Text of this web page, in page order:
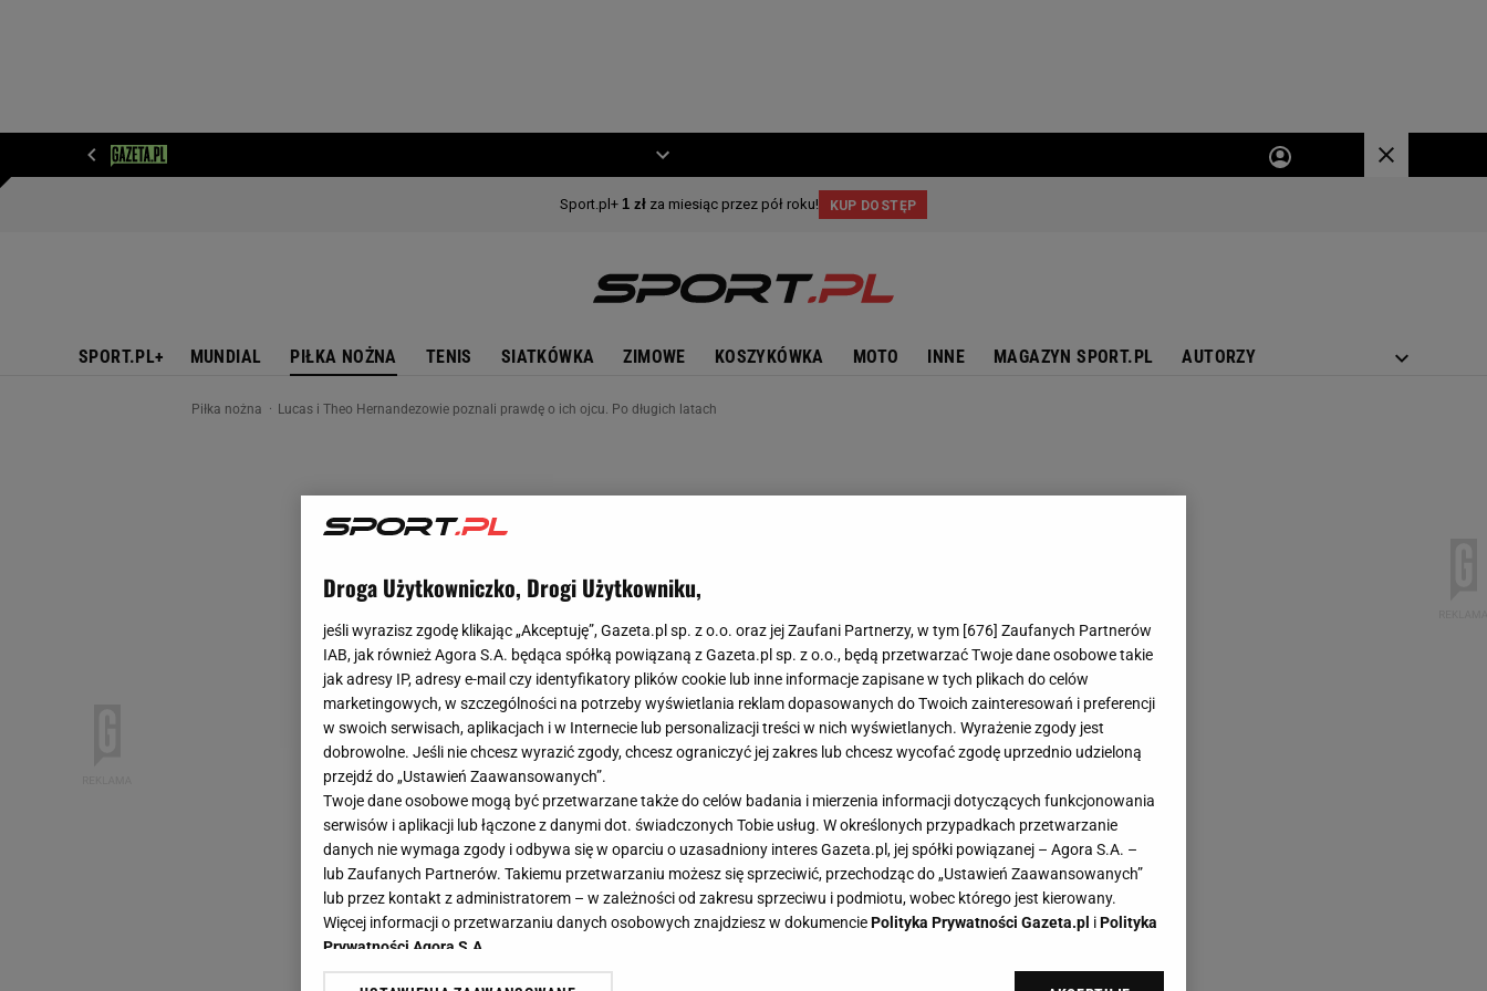
SPORT.PL+ MUNDIAL PIŁKA NOŻNA TENIS SIATKÓWKA ZIMOWE KOSZYKÓWKA MOTO INNE MAGAZYN SPORT.PL AUTORZY
Piłka nożna Lucas i Theo Hernandezowie poznali prawdę o ich ojcu. Po długich latach
Droga Użytkowniczko, Drogi Użytkowniku,
jeśli wyrazisz zgodę klikając „Akceptuję”, Gazeta.pl sp. z o.o. oraz jej Zaufani Partnerzy, w tym [676] Zaufanych Partnerów
IAB, jak również Agora S.A. będąca spółką powiązaną z Gazeta.pl sp. z o.o., będą przetwarzać Twoje dane osobowe takie
jak adresy IP, adresy e-mail czy identyfikatory plików cookie lub inne informacje zapisane w tych plikach do celów
marketingowych, w szczególności na potrzeby wyświetlania reklam dopasowanych do Twoich zainteresowań i preferencji
w swoich serwisach, aplikacjach i w Internecie lub personalizacji treści w nich wyświetlanych. Wyrażenie zgody jest
dobrowolne. Jeśli nie chcesz wyrazić zgody, chcesz ograniczyć jej zakres lub chcesz wycofać zgodę uprzednio udzieloną
przejdź do „Ustawień Zaawansowanych”.
Twoje dane osobowe mogą być przetwarzane także do celów badania i mierzenia informacji dotyczących funkcjonowania
serwisów i aplikacji lub łączone z danymi dot. świadczonych Tobie usług. W określonych przypadkach przetwarzanie
danych nie wymaga zgody i odbywa się w oparciu o uzasadniony interes Gazeta.pl, jej spółki powiązanej – Agora S.A. –
lub Zaufanych Partnerów. Takiemu przetwarzaniu możesz się sprzeciwić, przechodząc do „Ustawień Zaawansowanych”
lub przez kontakt z administratorem – w zależności od zakresu sprzeciwu i podmiotu, wobec którego jest kierowany.
Więcej informacji o przetwarzaniu danych osobowych znajdziesz w dokumenciePolityka Prywatności Gazeta.pl iPolityka
Prywatności Agora S.A.